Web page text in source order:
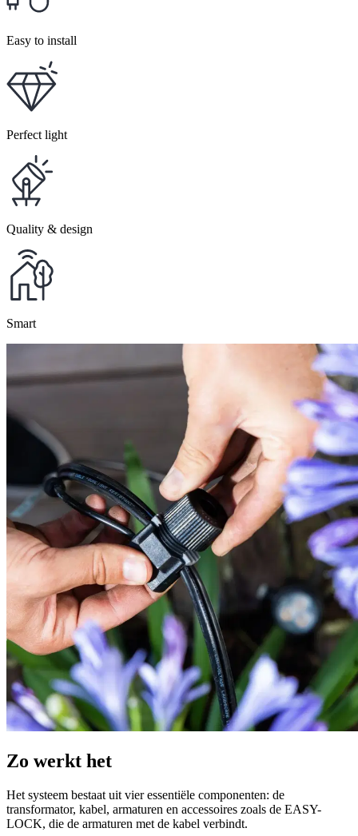
Easy to install
Perfect light
Quality & design
Smart
Zo werkt het
Het systeem bestaat uit vier essentiële componenten: de
transformator, kabel, armaturen en accessoires zoals de EASY-
LOCK, die de armaturen met de kabel verbindt.